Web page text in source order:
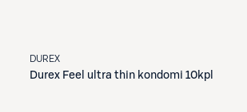
DUREX
Durex Feel ultra thin kondomi 10kpl